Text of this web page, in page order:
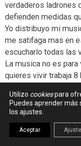
verdaderos ladrones
defienden medidas
Yo distribuyo mi
me satifaga mas en
escucharlo todas las
La musica no es
quieres vivir trabaja
#026
Utilizo cookiespara
Puedes aprender más
los ajustes.
Aceptar